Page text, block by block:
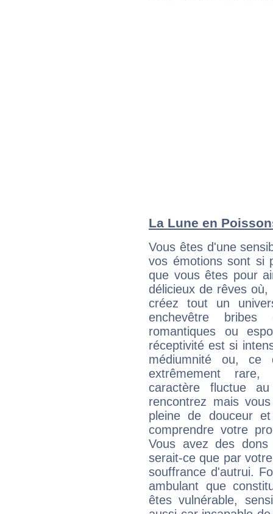
La Lune en
Vous êtes d'une
vos émotions sont si
que vous êtes pour
délicieux de rêves
créez tout un
enchevêtre bribes
romantiques ou
réceptivité est si
médiumnité ou,
extrêmement
caractère fluctue
rencontrez mais
pleine de douceur
comprendre votre
Vous avez des
serait-ce que par
souffrance d'autrui.
ambulant que
êtes vulnérable,